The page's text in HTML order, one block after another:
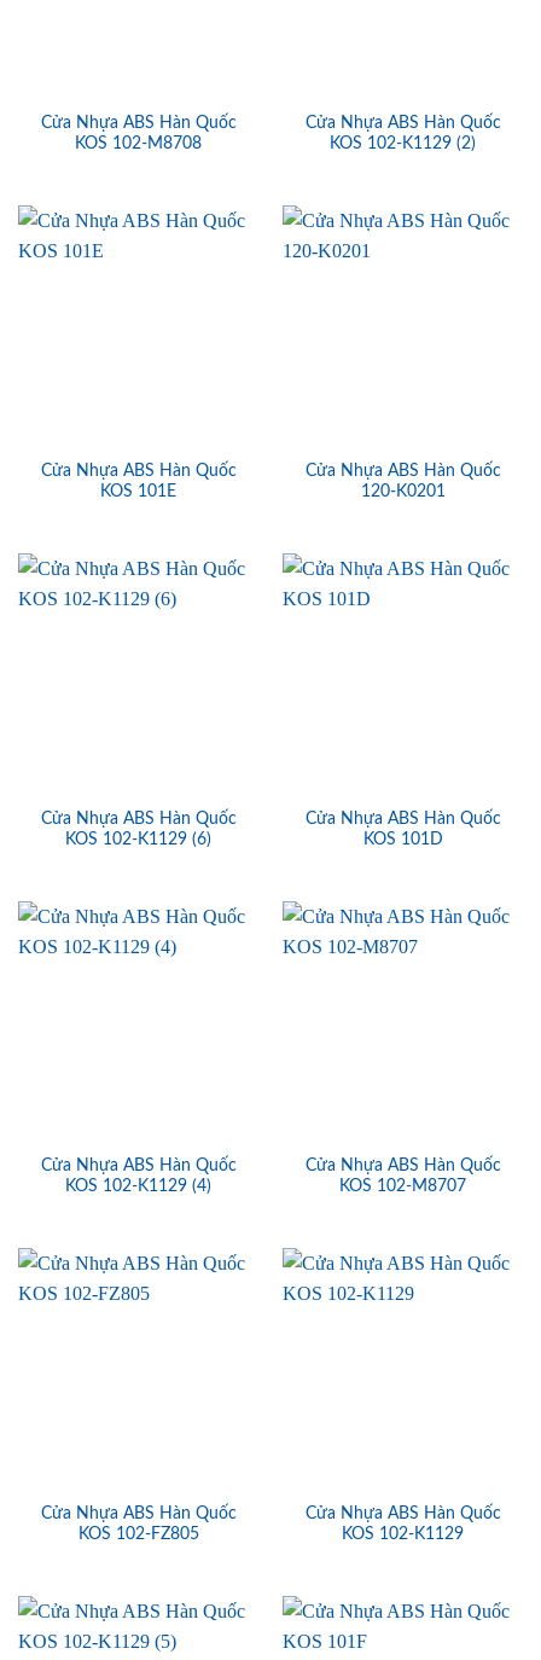
Cửa Nhựa ABS Hàn Quốc
KOS 102-M8708
Cửa Nhựa ABS Hàn Quốc
KOS 102-K1129 (2)
Cửa Nhựa ABS Hàn Quốc
KOS 101E
Cửa Nhựa ABS Hàn Quốc
120-K0201
Cửa Nhựa ABS Hàn Quốc
KOS 102-K1129 (6)
Cửa Nhựa ABS Hàn Quốc
KOS 101D
Cửa Nhựa ABS Hàn Quốc
KOS 102-K1129 (4)
Cửa Nhựa ABS Hàn Quốc
KOS 102-M8707
Cửa Nhựa ABS Hàn Quốc
KOS 102-FZ805
Cửa Nhựa ABS Hàn Quốc
KOS 102-K1129